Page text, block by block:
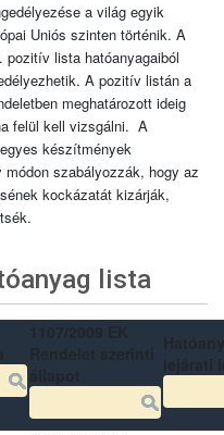
a világ egyik
Uniós szinten történik. A
lista hatóanyagaiból
A pozitív listán a
meghatározott ideig
felül kell vizsgálni. A
készítmények
szabályozzák, hogy az
kockázatát kizárják,
lista